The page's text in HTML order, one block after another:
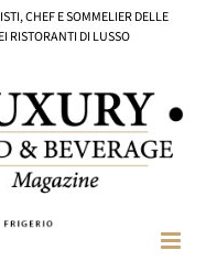
CHEF E SOMMELIER DELLE
RISTORANTI DI LUSSO